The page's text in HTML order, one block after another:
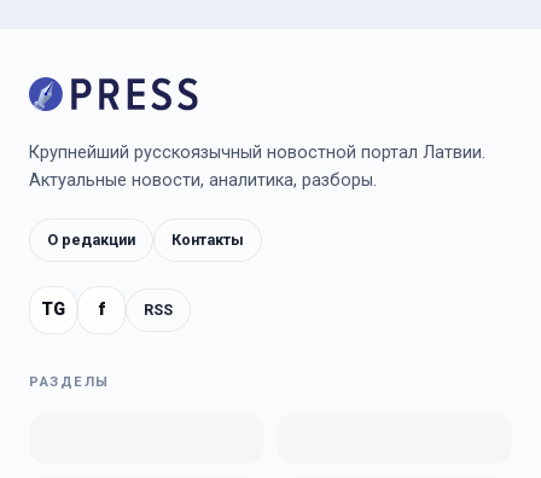
Крупнейший русскоязычный новостной портал Латвии.
Актуальные новости, аналитика, разборы.
О редакции Контакты
TG f RSS
РАЗДЕЛЫ